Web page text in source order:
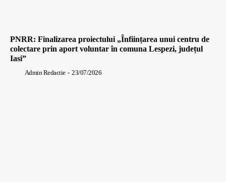
PNRR: Finalizarea proiectului „Înființarea unui centru de
colectare prin aport voluntar în comuna Lespezi, județul
Iasi”
Admin Redactie - 23/07/2026